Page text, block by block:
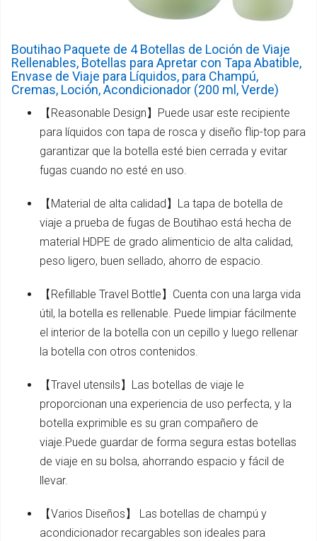
Boutihao Paquete de 4 Botellas de Loción de Viaje
Rellenables, Botellas para Apretar con Tapa Abatible,
Envase de Viaje para Líquidos, para Champú,
Cremas, Loción, Acondicionador (200 ml, Verde)
【Reasonable Design】Puede usar este recipiente
para líquidos con tapa de rosca y diseño flip-top para
garantizar que la botella esté bien cerrada y evitar
fugas cuando no esté en uso.
【Material de alta calidad】La tapa de botella de
viaje a prueba de fugas de Boutihao está hecha de
material HDPE de grado alimenticio de alta calidad,
peso ligero, buen sellado, ahorro de espacio.
【Refillable Travel Bottle】Cuenta con una larga vida
útil, la botella es rellenable. Puede limpiar fácilmente
el interior de la botella con un cepillo y luego rellenar
la botella con otros contenidos.
【Travel utensils】Las botellas de viaje le
proporcionan una experiencia de uso perfecta, y la
botella exprimible es su gran compañero de
viaje.Puede guardar de forma segura estas botellas
de viaje en su bolsa, ahorrando espacio y fácil de
llevar.
【Varios Diseños】 Las botellas de champú y
acondicionador recargables son ideales para